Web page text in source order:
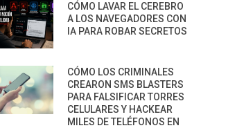
CÓMO LAVAR EL CEREBRO
A LOS NAVEGADORES CON
IA PARA ROBAR SECRETOS
CÓMO LOS CRIMINALES
CREARON SMS BLASTERS
PARA FALSIFICAR TORRES
CELULARES Y HACKEAR
MILES DE TELÉFONOS EN